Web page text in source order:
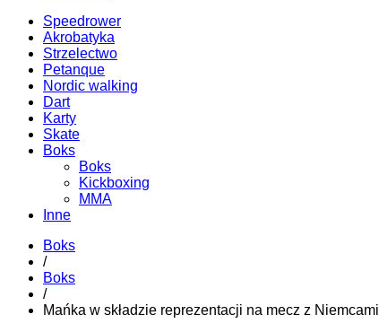
Speedrower
Akrobatyka
Strzelectwo
Petanque
Nordic walking
Dart
Karty
Skate
Boks
Boks
Kickboxing
MMA
Inne
Boks
/
Boks
/
Mańka w składzie reprezentacji na mecz z Niemcami